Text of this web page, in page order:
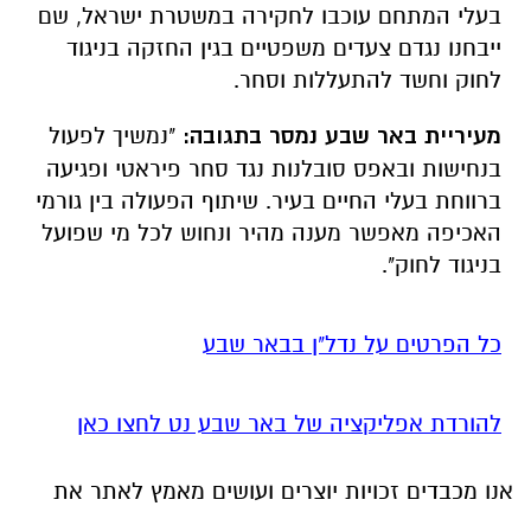
בעלי המתחם עוכבו לחקירה במשטרת ישראל, שם
ייבחנו נגדם צעדים משפטיים בגין החזקה בניגוד
לחוק וחשד להתעללות וסחר.
מעיריית באר שבע נמסר בתגובה: "נמשיך לפעול
בנחישות ובאפס סובלנות נגד סחר פיראטי ופגיעה
ברווחת בעלי החיים בעיר. שיתוף הפעולה בין גורמי
האכיפה מאפשר מענה מהיר ונחוש לכל מי שפועל
בניגוד לחוק".
כל הפרטים על נדל"ן בבאר שבע
להורדת אפליקציה של באר שבע נט לחצו כאן
אנו מכבדים זכויות יוצרים ועושים מאמץ לאתר את